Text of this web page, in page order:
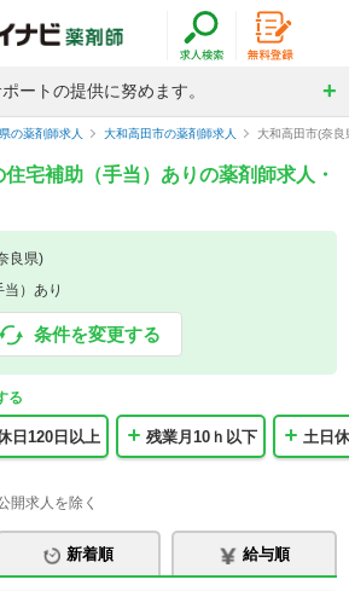
ートの提供に努めます。
の薬剤師求人 大和高田市の薬剤師求人 大和高田市(奈
宅補助（手当）ありの薬剤師求人・
良県)
）あり
条件を変更する
る
日120日以上 残業月10ｈ以下 土日
開求人を除く
新着順 給与順